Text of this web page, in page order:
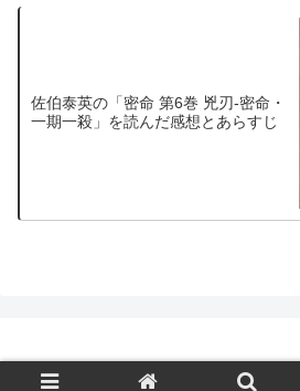
佐伯泰英の「密命 第6巻 兇刃-密命・
一期一殺」を読んだ感想とあらすじ
© 2004-2026 時代小説県